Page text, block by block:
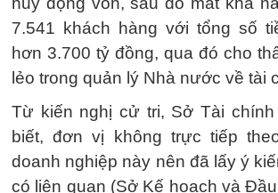
7.541 khách hàng với tổng số
hơn 3.700 tỷ đồng, qua đó cho
lẻo trong quản lý Nhà nước về tài
Từ kiến nghị cử tri, Sở Tài
biết, đơn vị không trực tiếp
doanh nghiệp này nên đã lấy ý
có liên quan (Sở Kế hoạch và